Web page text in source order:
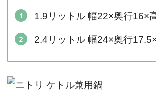
1.9リットル 幅22×奥行16×
2.4リットル 幅24×奥行